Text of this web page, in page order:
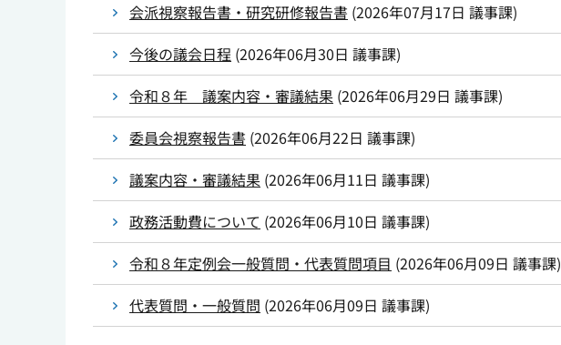
会派視察報告書・研究研修報告書 (2026年07月17日 議事課)
今後の議会日程 (2026年06月30日 議事課)
令和８年 議案内容・審議結果 (2026年06月29日 議事課)
委員会視察報告書 (2026年06月22日 議事課)
議案内容・審議結果 (2026年06月11日 議事課)
政務活動費について (2026年06月10日 議事課)
令和８年定例会一般質問・代表質問項目 (2026年06月09日 議事課)
代表質問・一般質問 (2026年06月09日 議事課)